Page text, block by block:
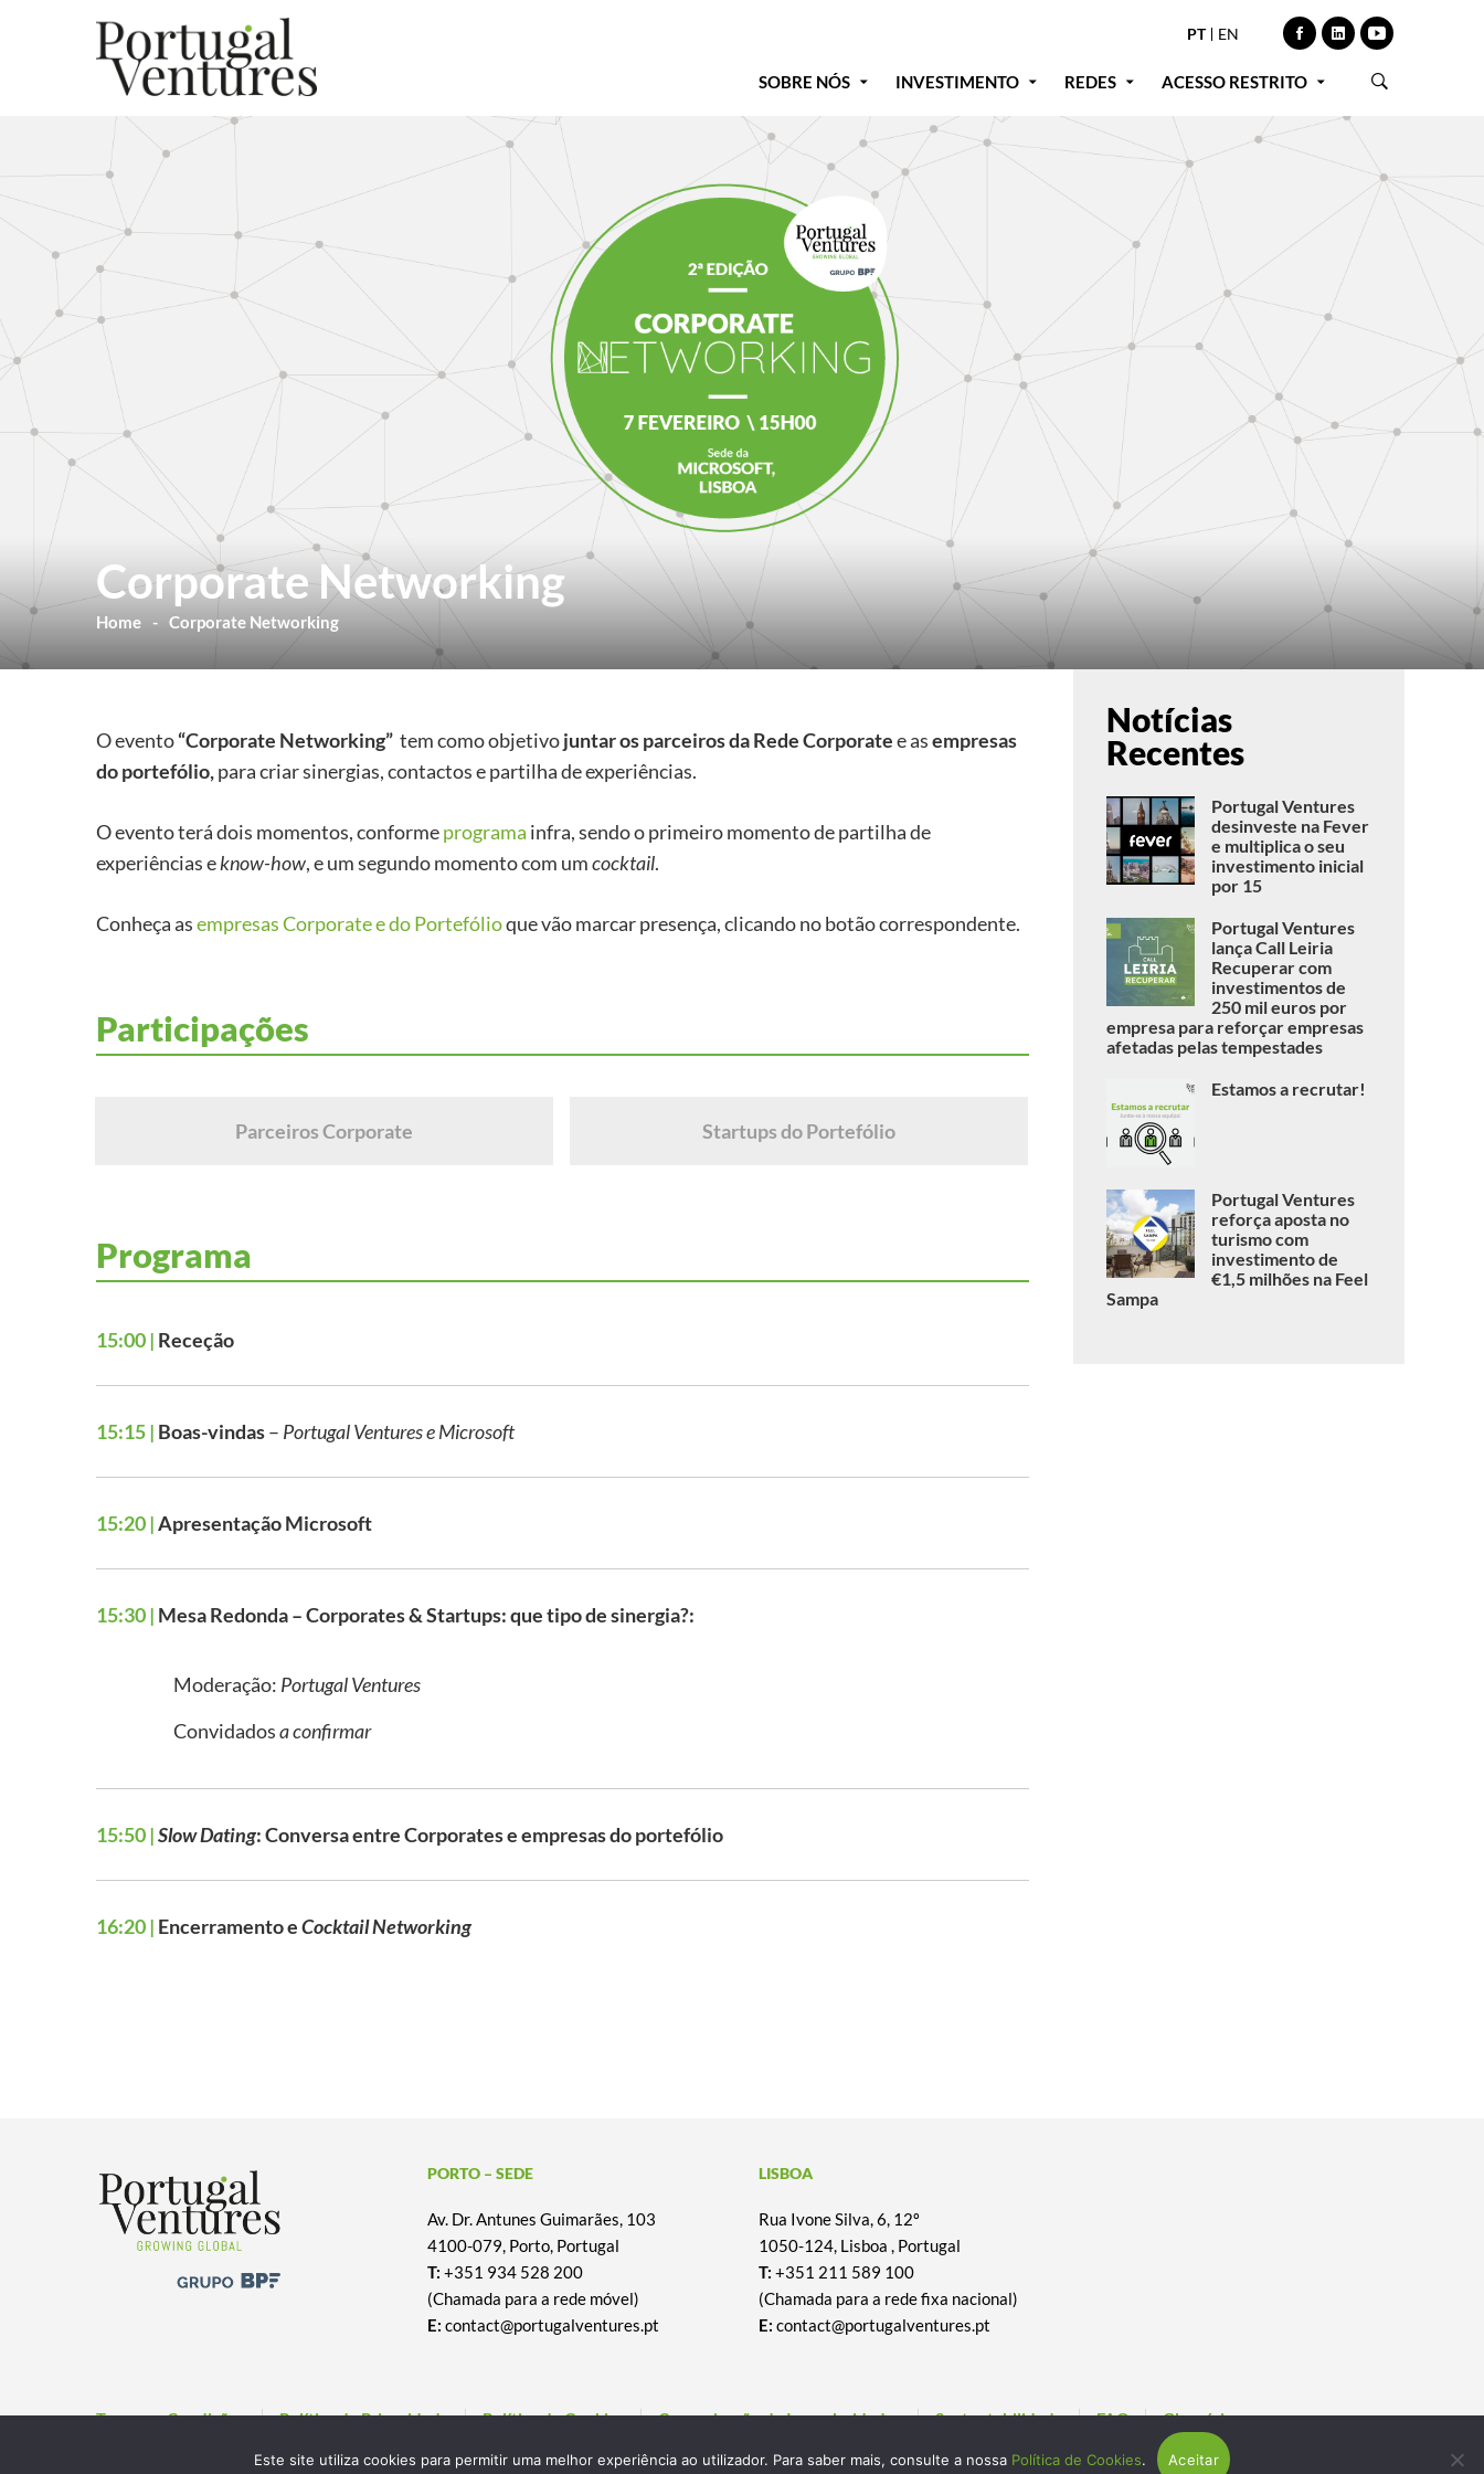
PT EN
SOBRE NÓS INVESTIMENTO REDES ACESSO RESTRITO
Corporate Networking
Home Corporate Networking
O evento“Corporate Networking” tem como objetivojuntar os parceiros da Rede Corporatee asempresas
do portefólio,para criar sinergias, contactos e partilha de experiências.
O evento terá dois momentos, conformeprograma infra, sendo o primeiro momento de partilha de
experiências eknow-how, e um segundo momento com umcocktail.
Conheça asempresas Corporate e do Portefólioque vão marcar presença, clicando no botão correspondente.
Participações
Parceiros Corporate Startups do Portefólio
Programa
15:00 | Receção
15:15 | Boas-vindas– Portugal Ventures e Microsoft
15:20 |Apresentação Microsoft
15:30 | Mesa Redonda – Corporates & Startups: que tipo de sinergia?:
Moderação: Portugal Ventures
Convidadosa confirmar
15:50 |Slow Dating: Conversa entre Corporates e empresas do portefólio
16:20 | Encerramento eCocktailNetworking
Notícias
Recentes
Portugal Ventures
desinveste na Fever
e multiplica o seu
investimento inicial
por 15
Portugal Ventures
lança Call Leiria
Recuperar com
investimentos de
250 mil euros por
empresa para reforçar empresas
afetadas pelas tempestades
Estamos a recrutar!
Portugal Ventures
reforça aposta no
turismo com
investimento de
€1,5 milhões na Feel
Sampa
PORTO – SEDE
Av. Dr. Antunes Guimarães, 103
4100-079, Porto, Portugal
T: +351 934 528 200
(Chamada para a rede móvel)
E: contact@portugalventures.pt
LISBOA
Rua Ivone Silva, 6, 12º
1050-124, Lisboa , Portugal
T: +351 211 589 100
(Chamada para a rede fixa nacional)
E: contact@portugalventures.pt
Termos e Condições Política de Privacidade Política de Cookies Comunicação de Irregularidades Sustentabilidade FAQ Glossário
Este site utiliza cookies para permitir uma melhor experiência ao utilizador. Para saber mais, consulte a nossa Política de Cookies. Aceitar